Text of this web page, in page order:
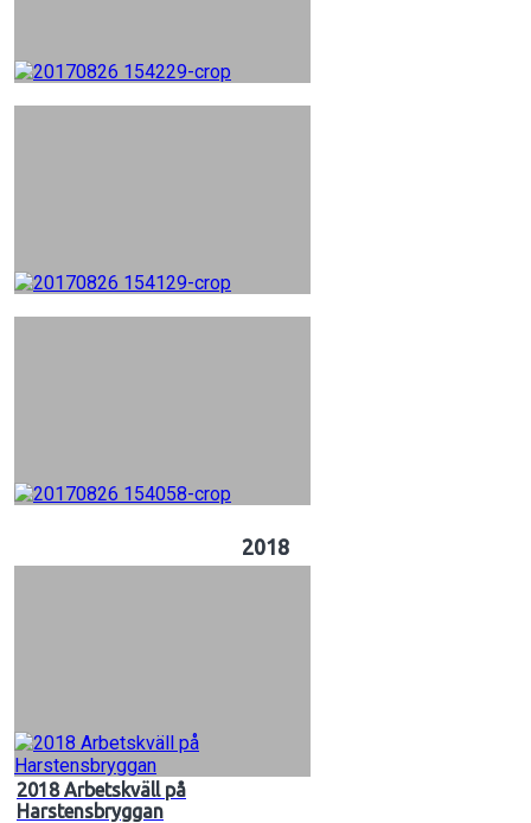
2018
2018 Arbetskväll på
Harstensbryggan